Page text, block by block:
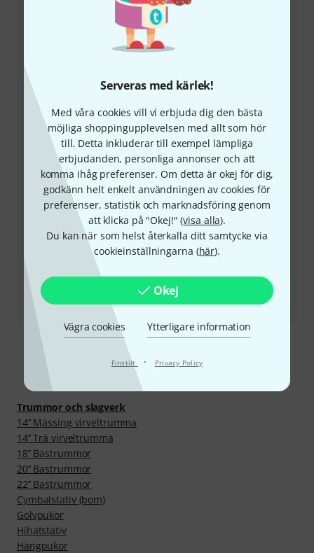
Serveras med kärlek!
Med våra cookies vill vi erbjuda dig den bästa
möjliga shoppingupplevelsen med allt som hör
till. Detta inkluderar till exempel lämpliga
erbjudanden, personliga annonser och att
komma ihåg preferenser. Om detta är okej för dig,
godkänn helt enkelt användningen av cookies för
preferenser, statistik och marknadsföring genom
att klicka på "Okej!" (visa alla).
Du kan när som helst återkalla ditt samtycke via
cookieinställningarna (här).
Okej
Vägra cookies Ytterligare information
Finstilt · Privacy Policy
+46-858097801
Ha kundnumret i beredskap
Öppettider (CEST - Centraleuropeisk
sommartid)
Ordna återuppringning
Fler kontaktalternativ
Skicka tillbaka produkt
Upptäck mer
Trummor och slagverk
14’’ Mässing virveltrumma
14’’ Trä virveltrumma
18’’ Bastrummor
20’’ Bastrummor
22’’ Bastrummor
Cymbalstativ (bom)
Golvpukor
Hihatstativ
Hängpukor